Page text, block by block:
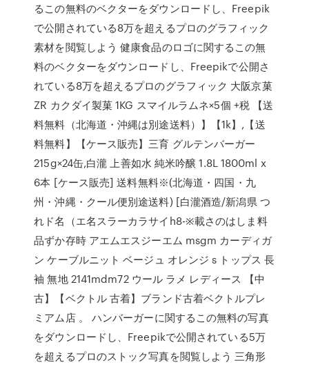
るこの無料のベクターをダウンロードし、Freepik
で公開されている8万を超えるプロのグラフィック
素材を閲覧しよう 健康食品のロゴに関するこの無
料のベクターをダウンロードし、Freepikで公開さ
れている8万を超えるプロのグラフィック 大阪京菓
ZR カクダイ製菓 1KG スマイルラムネ×5個 +税 【送
料無料（北海道・沖縄は別途送料）】【1k】,【送
料無料】【ケース販売】三育 グルテンバーガー
215g×24缶,白瀧 上善如水 純米吟醸 1.8L 1800ml x
6本 [ケース販売] 送料無料※(北海道・四国・九
州・沖縄・クール便別途送料) [白瀧酒造/新潟県 つ
れド名（エ名スラーカラサイh8-※載さのはしま料
品ずか存時 アエムエスジーエム msgm カーディガ
ン ケーブルニット ベージュ オレンジ s トップス 長
袖 無地 2141mdm72 ウール ラメ レディース 【中
古】【ベクトル 古着】ブランド古着ベクトルプレ
ミアム店 。 ハンバーガーに関するこの無料の写真
をダウンロードし、Freepikで公開されている5万
を超えるプロのストック写真を閲覧しよう 三角形